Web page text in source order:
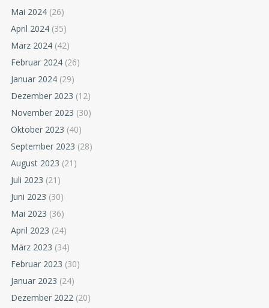
Mai 2024 (26)
April 2024 (35)
März 2024 (42)
Februar 2024 (26)
Januar 2024 (29)
Dezember 2023 (12)
November 2023 (30)
Oktober 2023 (40)
September 2023 (28)
August 2023 (21)
Juli 2023 (21)
Juni 2023 (30)
Mai 2023 (36)
April 2023 (24)
März 2023 (34)
Februar 2023 (30)
Januar 2023 (24)
Dezember 2022 (20)